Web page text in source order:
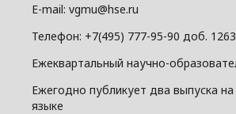
E-mail: vgmu@hse.ru
Телефон: +7(495) 777-95-90 доб.
Ежеквартальный научно-
Ежегодно публикует два выпуска на
языке